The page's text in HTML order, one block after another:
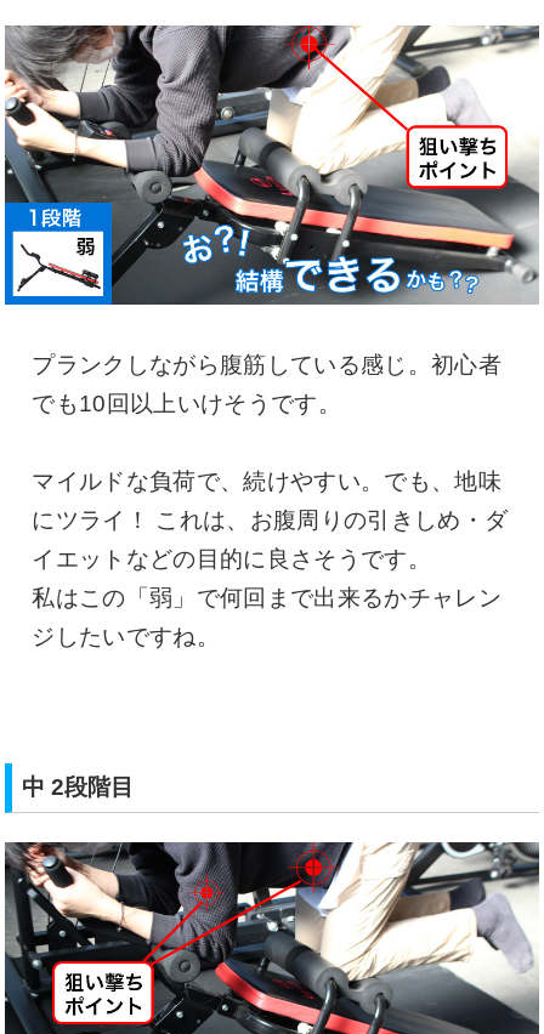
プランクしながら腹筋している感じ。初心者
でも10回以上いけそうです。
マイルドな負荷で、続けやすい。でも、地味
にツライ！ これは、お腹周りの引きしめ・ダ
イエットなどの目的に良さそうです。
私はこの「弱」で何回まで出来るかチャレン
ジしたいですね。
中 2段階目